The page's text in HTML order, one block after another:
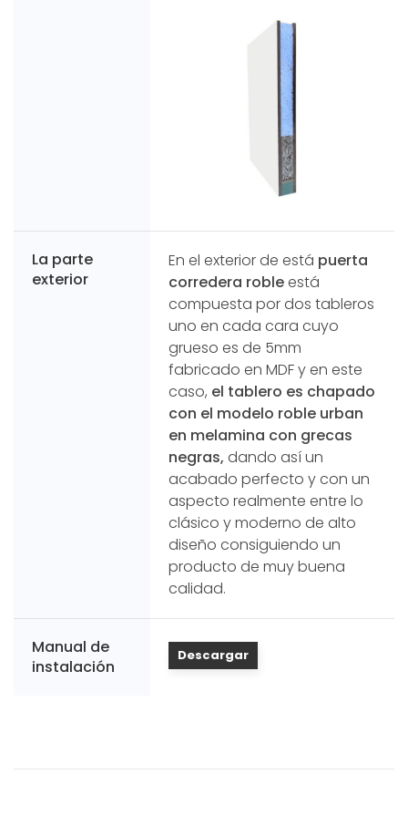
La parte
exterior
En el exterior de está puerta
corredera robleestá
compuesta por dos tableros
uno en cada cara cuyo
grueso es de 5mm
fabricado en MDF y en este
caso, el tablero es chapado
con el modelo roble urban
en melamina con grecas
negras, dando así un
acabado perfecto y con un
aspecto realmente entre lo
clásico y moderno de alto
diseño consiguiendo un
producto de muy buena
calidad.
Manual de
instalación
Descargar